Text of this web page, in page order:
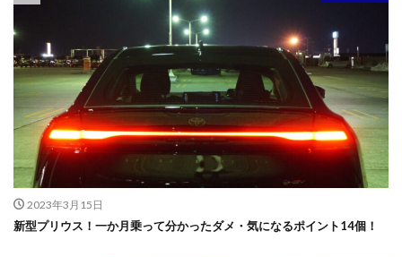
2023年3月15日
新型プリウス！一か月乗って分かったダメ・気になるポイント14個！